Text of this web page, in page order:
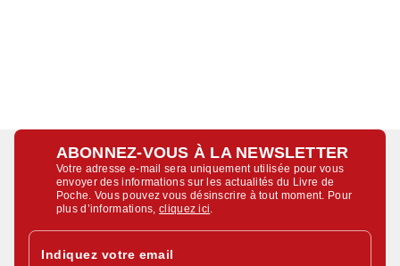
ABONNEZ-VOUS À LA NEWSLETTER
Votre adresse e-mail sera uniquement utilisée pour vous
envoyer des informations sur les actualités du Livre de
Poche. Vous pouvez vous désinscrire à tout moment. Pour
plus d’informations,cliquez ici
Indiquez votre email